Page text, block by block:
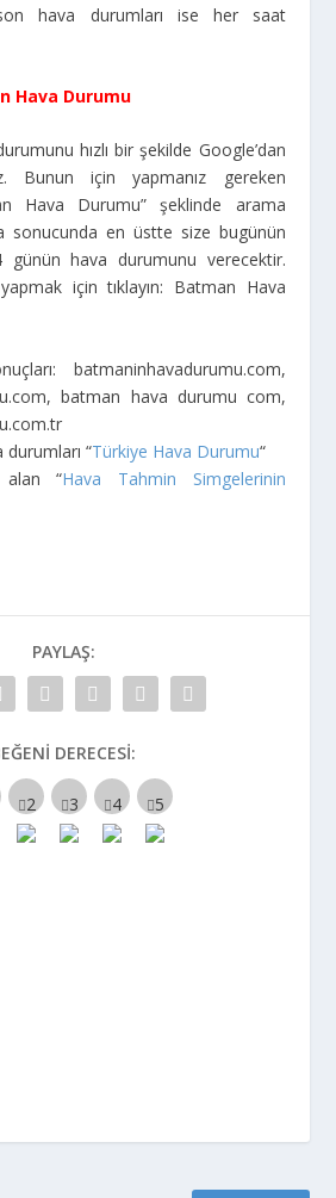
hava durumları ise her saat
Hava Durumu
hızlı bir şekilde Google’dan
Bunun için yapmanız gereken
Hava Durumu” şeklinde arama
sonucunda en üstte size bugünün
hava durumunu verecektir.
için tıklayın: Batman Hava
batmaninhavadurumu.com,
batman hava durumu com,
“Türkiye Hava Durumu“
“Hava Tahmin Simgelerinin
PAYLAŞ:
DERECESI: